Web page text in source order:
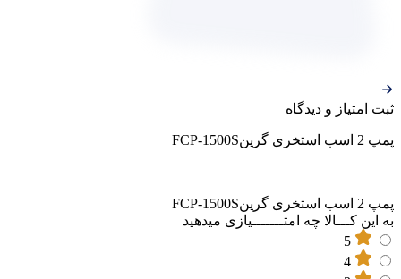
ثبت‌ امتیاز‌ و‌ دیدگاه
پمپ 2 اسب استخری گرینFCP-1500S
پمپ 2 اسب استخری گرینFCP-1500S
به این کـــالا چه امتـــــــیازی میدهید